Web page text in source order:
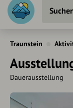
Traunstein
Dauerausstellung